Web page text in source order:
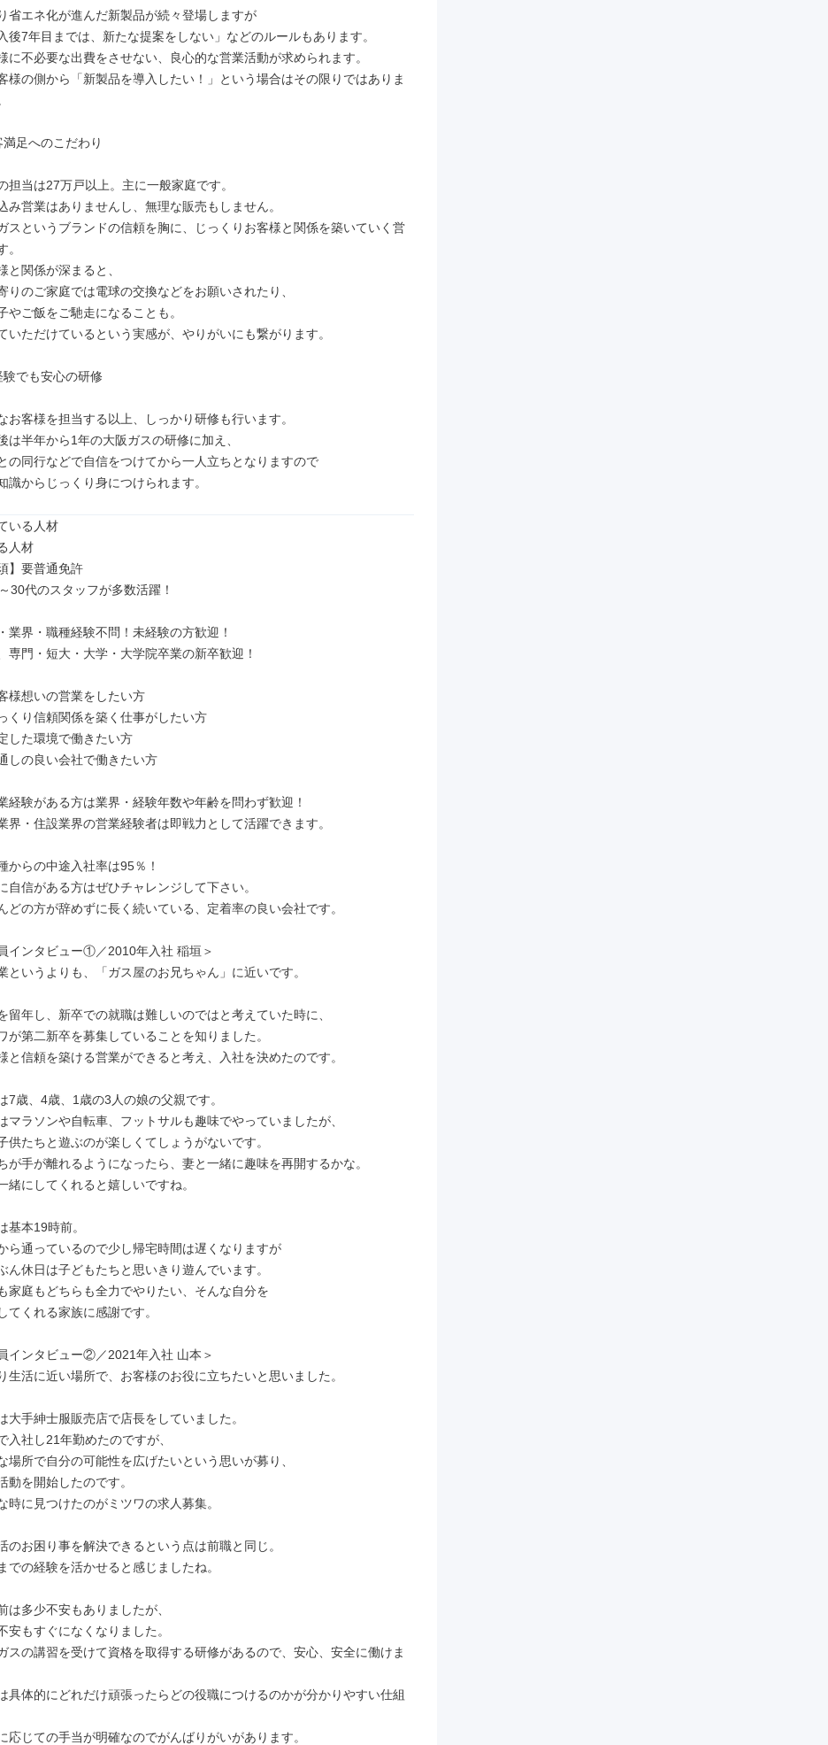
省エネ化が進んだ新製品が続々登場しますが
入後7年目までは、新たな提案をしない」などのルールもあります。
に不必要な出費をさせない、良心的な営業活動が求められます。
様の側から「新製品を導入したい！」という場合はその限りではありま
満足へのこだわり
担当は27万戸以上。主に一般家庭です。
み営業はありませんし、無理な販売もしません。
スというブランドの信頼を胸に、じっくりお客様と関係を築いていく営
。
と関係が深まると、
りのご家庭では電球の交換などをお願いされたり、
やご飯をご馳走になることも。
いただけているという実感が、やりがいにも繋がります。
験でも安心の研修
お客様を担当する以上、しっかり研修も行います。
は半年から1年の大阪ガスの研修に加え、
の同行などで自信をつけてから一人立ちとなりますので
識からじっくり身につけられます。
いる人材
人材
】要普通免許
30代のスタッフが多数活躍！
業界・職種経験不問！未経験の方歓迎！
専門・短大・大学・大学院卒業の新卒歓迎！
様想いの営業をしたい方
くり信頼関係を築く仕事がしたい方
した環境で働きたい方
しの良い会社で働きたい方
経験がある方は業界・経験年数や年齢を問わず歓迎！
界・住設業界の営業経験者は即戦力として活躍できます。
からの中途入社率は95％！
自信がある方はぜひチャレンジして下さい。
どの方が辞めずに長く続いている、定着率の良い会社です。
インタビュー①／2010年入社 稲垣＞
というよりも、「ガス屋のお兄ちゃん」に近いです。
留年し、新卒での就職は難しいのではと考えていた時に、
が第二新卒を募集していることを知りました。
と信頼を築ける営業ができると考え、入社を決めたのです。
7歳、4歳、1歳の3人の娘の父親です。
マラソンや自転車、フットサルも趣味でやっていましたが、
供たちと遊ぶのが楽しくてしょうがないです。
が手が離れるようになったら、妻と一緒に趣味を再開するかな。
緒にしてくれると嬉しいですね。
基本19時前。
ら通っているので少し帰宅時間は遅くなりますが
ん休日は子どもたちと思いきり遊んでいます。
家庭もどちらも全力でやりたい、そんな自分を
てくれる家族に感謝です。
インタビュー②／2021年入社 山本＞
生活に近い場所で、お客様のお役に立ちたいと思いました。
大手紳士服販売店で店長をしていました。
入社し21年勤めたのですが、
場所で自分の可能性を広げたいという思いが募り、
動を開始したのです。
時に見つけたのがミツワの求人募集。
のお困り事を解決できるという点は前職と同じ。
での経験を活かせると感じましたね。
は多少不安もありましたが、
安もすぐになくなりました。
スの講習を受けて資格を取得する研修があるので、安心、安全に働けま
具体的にどれだけ頑張ったらどの役職につけるのかが分かりやすい仕組
応じての手当が明確なのでがんばりがいがあります。